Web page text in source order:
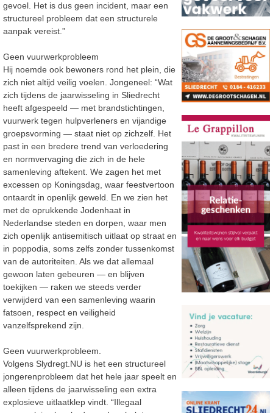
gevoel. Het is dus geen incident, maar een
structureel probleem dat een structurele
aanpak vereist.”
Geen vuurwerkprobleem
Hij noemde ook bewoners rond het plein, die
zich niet altijd veilig voelen. Jongeneel: “Wat
zich tijdens de jaarwisseling in Sliedrecht
heeft afgespeeld — met brandstichtingen,
vuurwerk tegen hulpverleners en vijandige
groepsvorming — staat niet op zichzelf. Het
past in een bredere trend van verloedering
en normvervaging die zich in de hele
samenleving aftekent. We zagen het met
excessen op Koningsdag, waar feestvertoon
ontaardt in openlijk geweld. En we zien het
met de oprukkende Jodenhaat in
Nederlandse steden en dorpen, waar men
zich openlijk antisemitisch uitlaat op straat en
in poppodia, soms zelfs zonder tussenkomst
van de autoriteiten. Als we dat allemaal
gewoon laten gebeuren — en blijven
toekijken — raken we steeds verder
verwijderd van een samenleving waarin
fatsoen, respect en veiligheid
vanzelfsprekend zijn.
Geen vuurwerkprobleem.
Volgens Slydregt.NU is het een structureel
jongerenprobleem dat het hele jaar speelt en
alleen tijdens de jaarwisseling een extra
explosieve uitlaatklep vindt. “Illegaal